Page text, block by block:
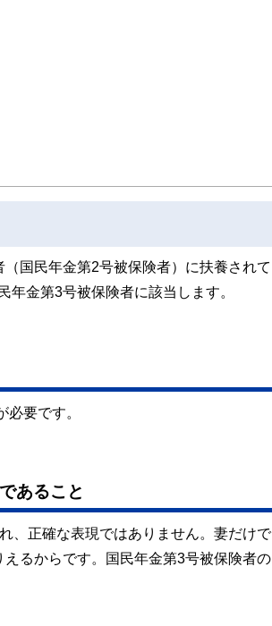
精力的に活動中。広範な知識をもとに市民法務から
国民年金第2号被保険者）に扶養されて
金第3号被保険者に該当します。
要です。
あること
、正確な表現ではありません。妻だけで
るからです。国民年金第3号被保険者の